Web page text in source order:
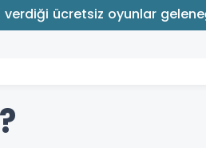
ücretsiz oyunlar